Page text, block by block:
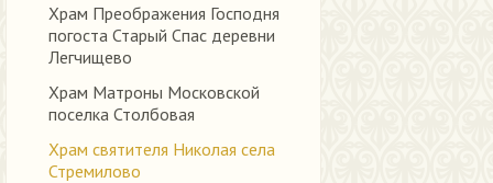
Храм Преображения Господня
погоста Старый Спас деревни
Легчищево
Храм Матроны Московской
поселка Столбовая
Храм святителя Николая села
Стремилово